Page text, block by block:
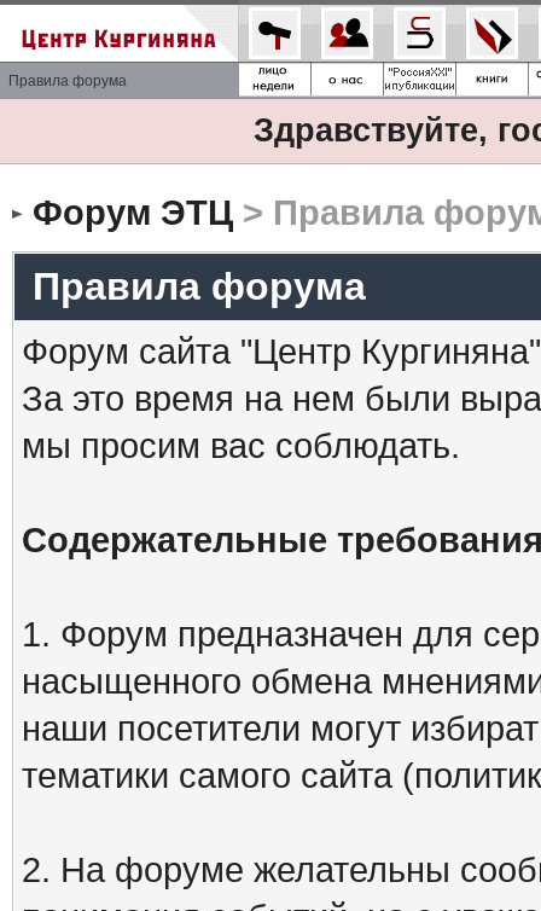
Правила форума
Здравствуйте,
Форум ЭТЦ> Правила
Правила форума
Форум сайта "Центр
За это время на нем были
мы просим вас соблюдать.
Содержательные
1. Форум предназначен для
насыщенного обмена
наши посетители могут
тематики самого сайта
2. На форуме желательны